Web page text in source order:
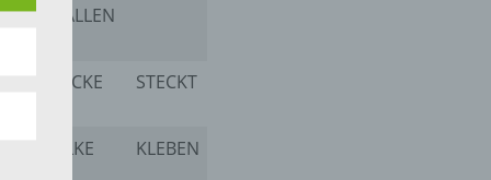
PRALLEN
STECKE STECKT
NELKE KLEBEN